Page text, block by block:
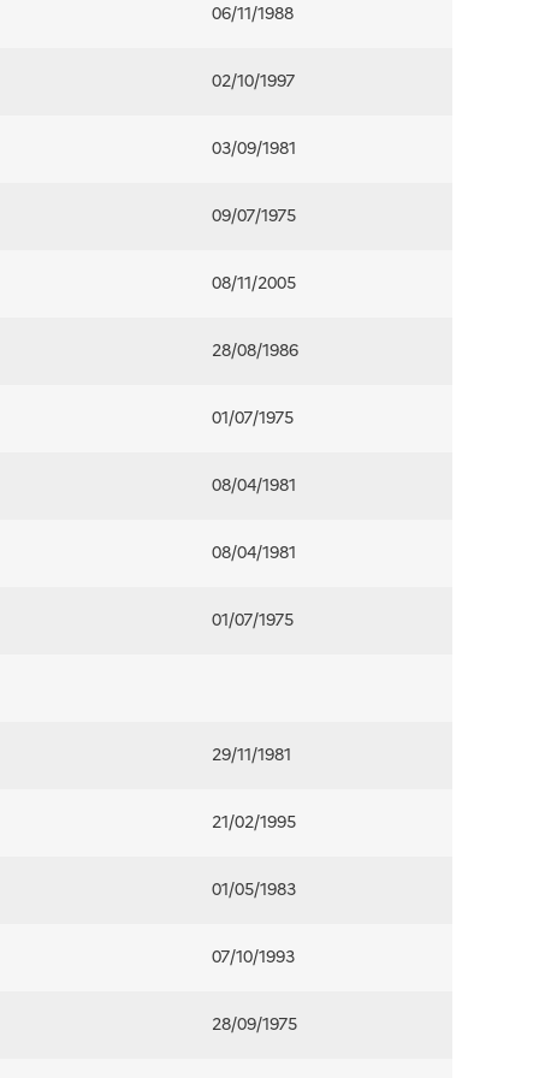
06/11/1988
02/10/1997
03/09/1981
09/07/1975
08/11/2005
28/08/1986
01/07/1975
08/04/1981
08/04/1981
01/07/1975
29/11/1981
21/02/1995
01/05/1983
07/10/1993
28/09/1975